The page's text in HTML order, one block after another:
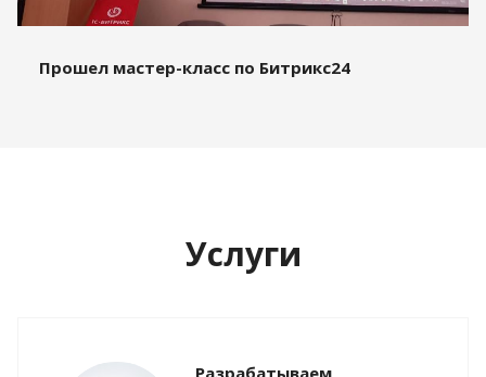
Прошел мастер-класс по Битрикс24
Услуги